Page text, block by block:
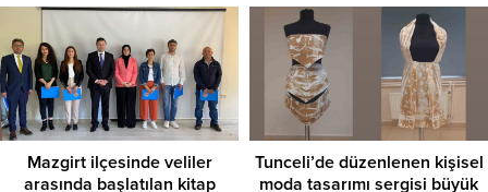
Mazgirt ilçesinde veliler
arasında başlatılan kitap
Tunceli’de düzenlenen kişisel
moda tasarımı sergisi büyük